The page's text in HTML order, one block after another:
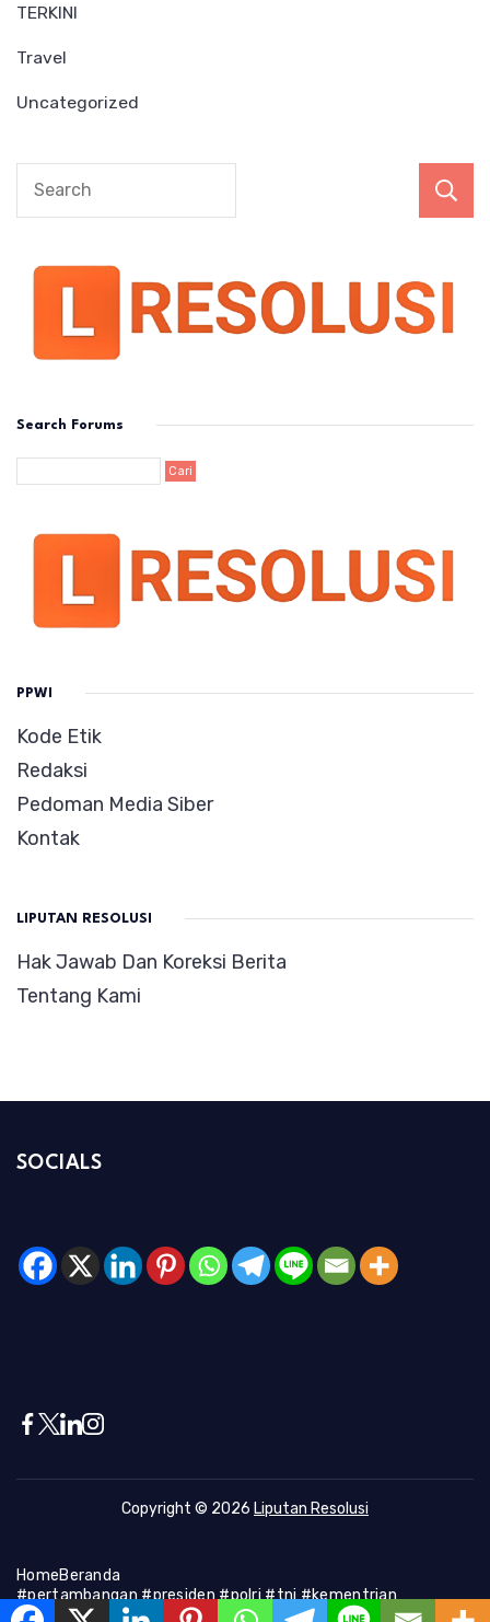
TERKINI
Travel
Uncategorized
Search Forums
PPWI
Kode Etik
Redaksi
Pedoman Media Siber
Kontak
LIPUTAN RESOLUSI
Hak Jawab Dan Koreksi Berita
Tentang Kami
SOCIALS
Copyright © 2026 Liputan Resolusi
HomeBeranda
#pertambangan #presiden #polri #tni #kementrian
#presiden #Kapolri #indonesia